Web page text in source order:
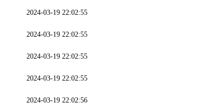
2024-03-19 22:02:55
2024-03-19 22:02:55
2024-03-19 22:02:55
2024-03-19 22:02:55
2024-03-19 22:02:56